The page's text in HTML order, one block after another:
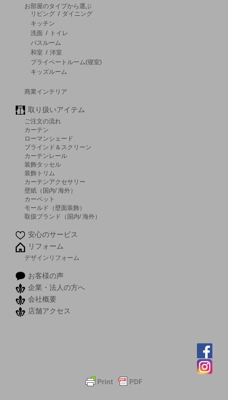
お部屋のタイプから選ぶ
リビング / ダイニング
キッチン
洗面 /
トイレ
バスルーム
和室 / 洋室
プライベートルーム(寝室)
キッズルーム
商業インテリア
取り扱いアイテム
ご注文の流れ
カーテン
ローマンシェード
ブラインド＆スクリーン
カーテンレール
装飾タッセル
装飾トリム
カーテンアクセサリー
壁紙（国内/ 海外）
カーペット
モールド（壁面装飾）
取扱ブランド（国内/ 海外）
安心のサービス
リフォーム
デザインリフォーム
お客様の声
企業・法人の方へ
会社概要
店舗アクセス